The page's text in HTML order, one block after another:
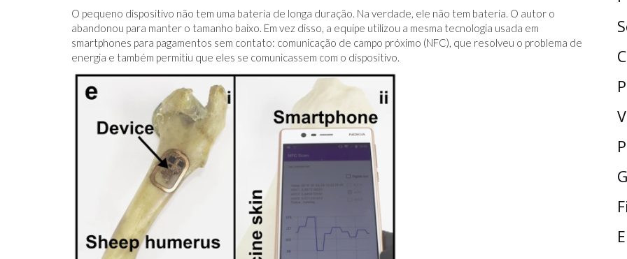
O pequeno dispositivo não tem uma bateria de longa duração. Na verdade, ele não tem bateria. O autor o
abandonou para manter o tamanho baixo. Em vez disso, a equipe utilizou a mesma tecnologia usada em
smartphones para pagamentos sem contato: comunicação de campo próximo (NFC), que resolveu o problema de
energia e também permitiu que eles se comunicassem com o dispositivo.